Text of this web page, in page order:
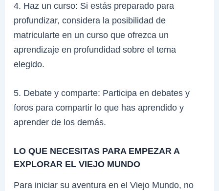
4. Haz un curso: Si estás preparado para
profundizar, considera la posibilidad de
matricularte en un curso que ofrezca un
aprendizaje en profundidad sobre el tema
elegido.
5. Debate y comparte: Participa en debates y
foros para compartir lo que has aprendido y
aprender de los demás.
LO QUE NECESITAS PARA EMPEZAR A
EXPLORAR EL VIEJO MUNDO
Para iniciar su aventura en el Viejo Mundo, no